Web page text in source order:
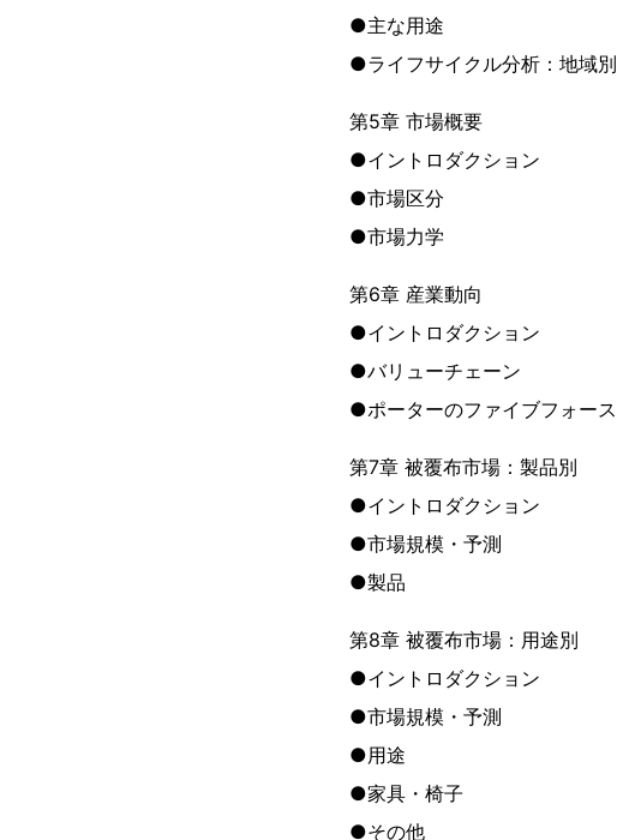
●主な用途
●ライフサイクル分析：地域別
第5章 市場概要
●イントロダクション
●市場区分
●市場力学
第6章 産業動向
●イントロダクション
●バリューチェーン
●ポーターのファイブフォー
第7章 被覆布市場：製品別
●イントロダクション
●市場規模・予測
●製品
第8章 被覆布市場：用途別
●イントロダクション
●市場規模・予測
●用途
●家具・椅子
●その他